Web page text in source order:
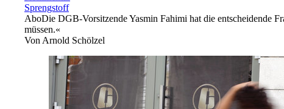
Sprengstoff
AboDie DGB-Vorsitzende Yasmin Fahimi hat die entscheidende
müssen.«
Von Arnold Schölzel